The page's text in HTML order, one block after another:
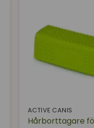
ACTIVE CANIS
Hårborttagare